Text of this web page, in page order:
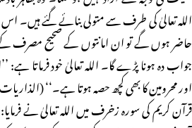
اللہ تعالیٰ کی طرف سے متولی بنائے گئے ہیں۔
حاضر ہوں گے تو ان امانتوں کے صحیح مصرف
جواب دہ ہونا پڑے گا۔ اللہ تعالیٰ خود فرماتا
اور محرومین کا بھی کچھ حصہ ہوتا ہے۔‘‘
قرآن کریم کی سورہ زخرف میں اللہ تعالیٰ نے